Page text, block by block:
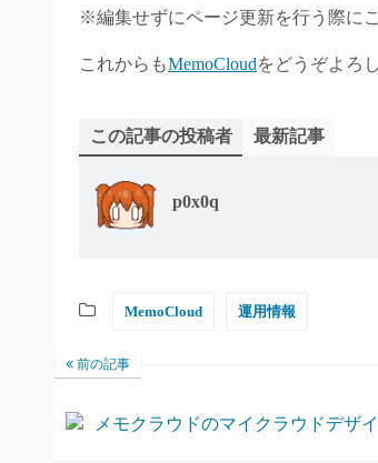
※編集せずにページ更新を行う際に
これからもMemoCloudをどうぞよろ
この記事の投稿者 最新記事
p0x0q
MemoCloud 運用情報
前の記事
メモクラウドのマイクラウドデザ